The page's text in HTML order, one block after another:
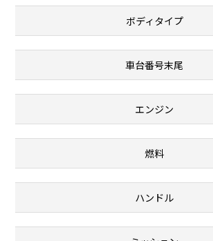
ボディタイプ
車台番号末尾
エンジン
燃料
ハンドル